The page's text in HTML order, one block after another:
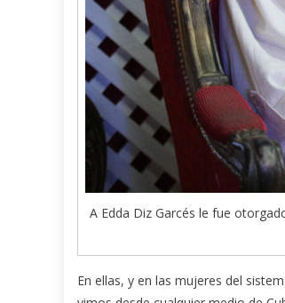
A Edda Diz Garcés le fue
En ellas, y en las mujeres del